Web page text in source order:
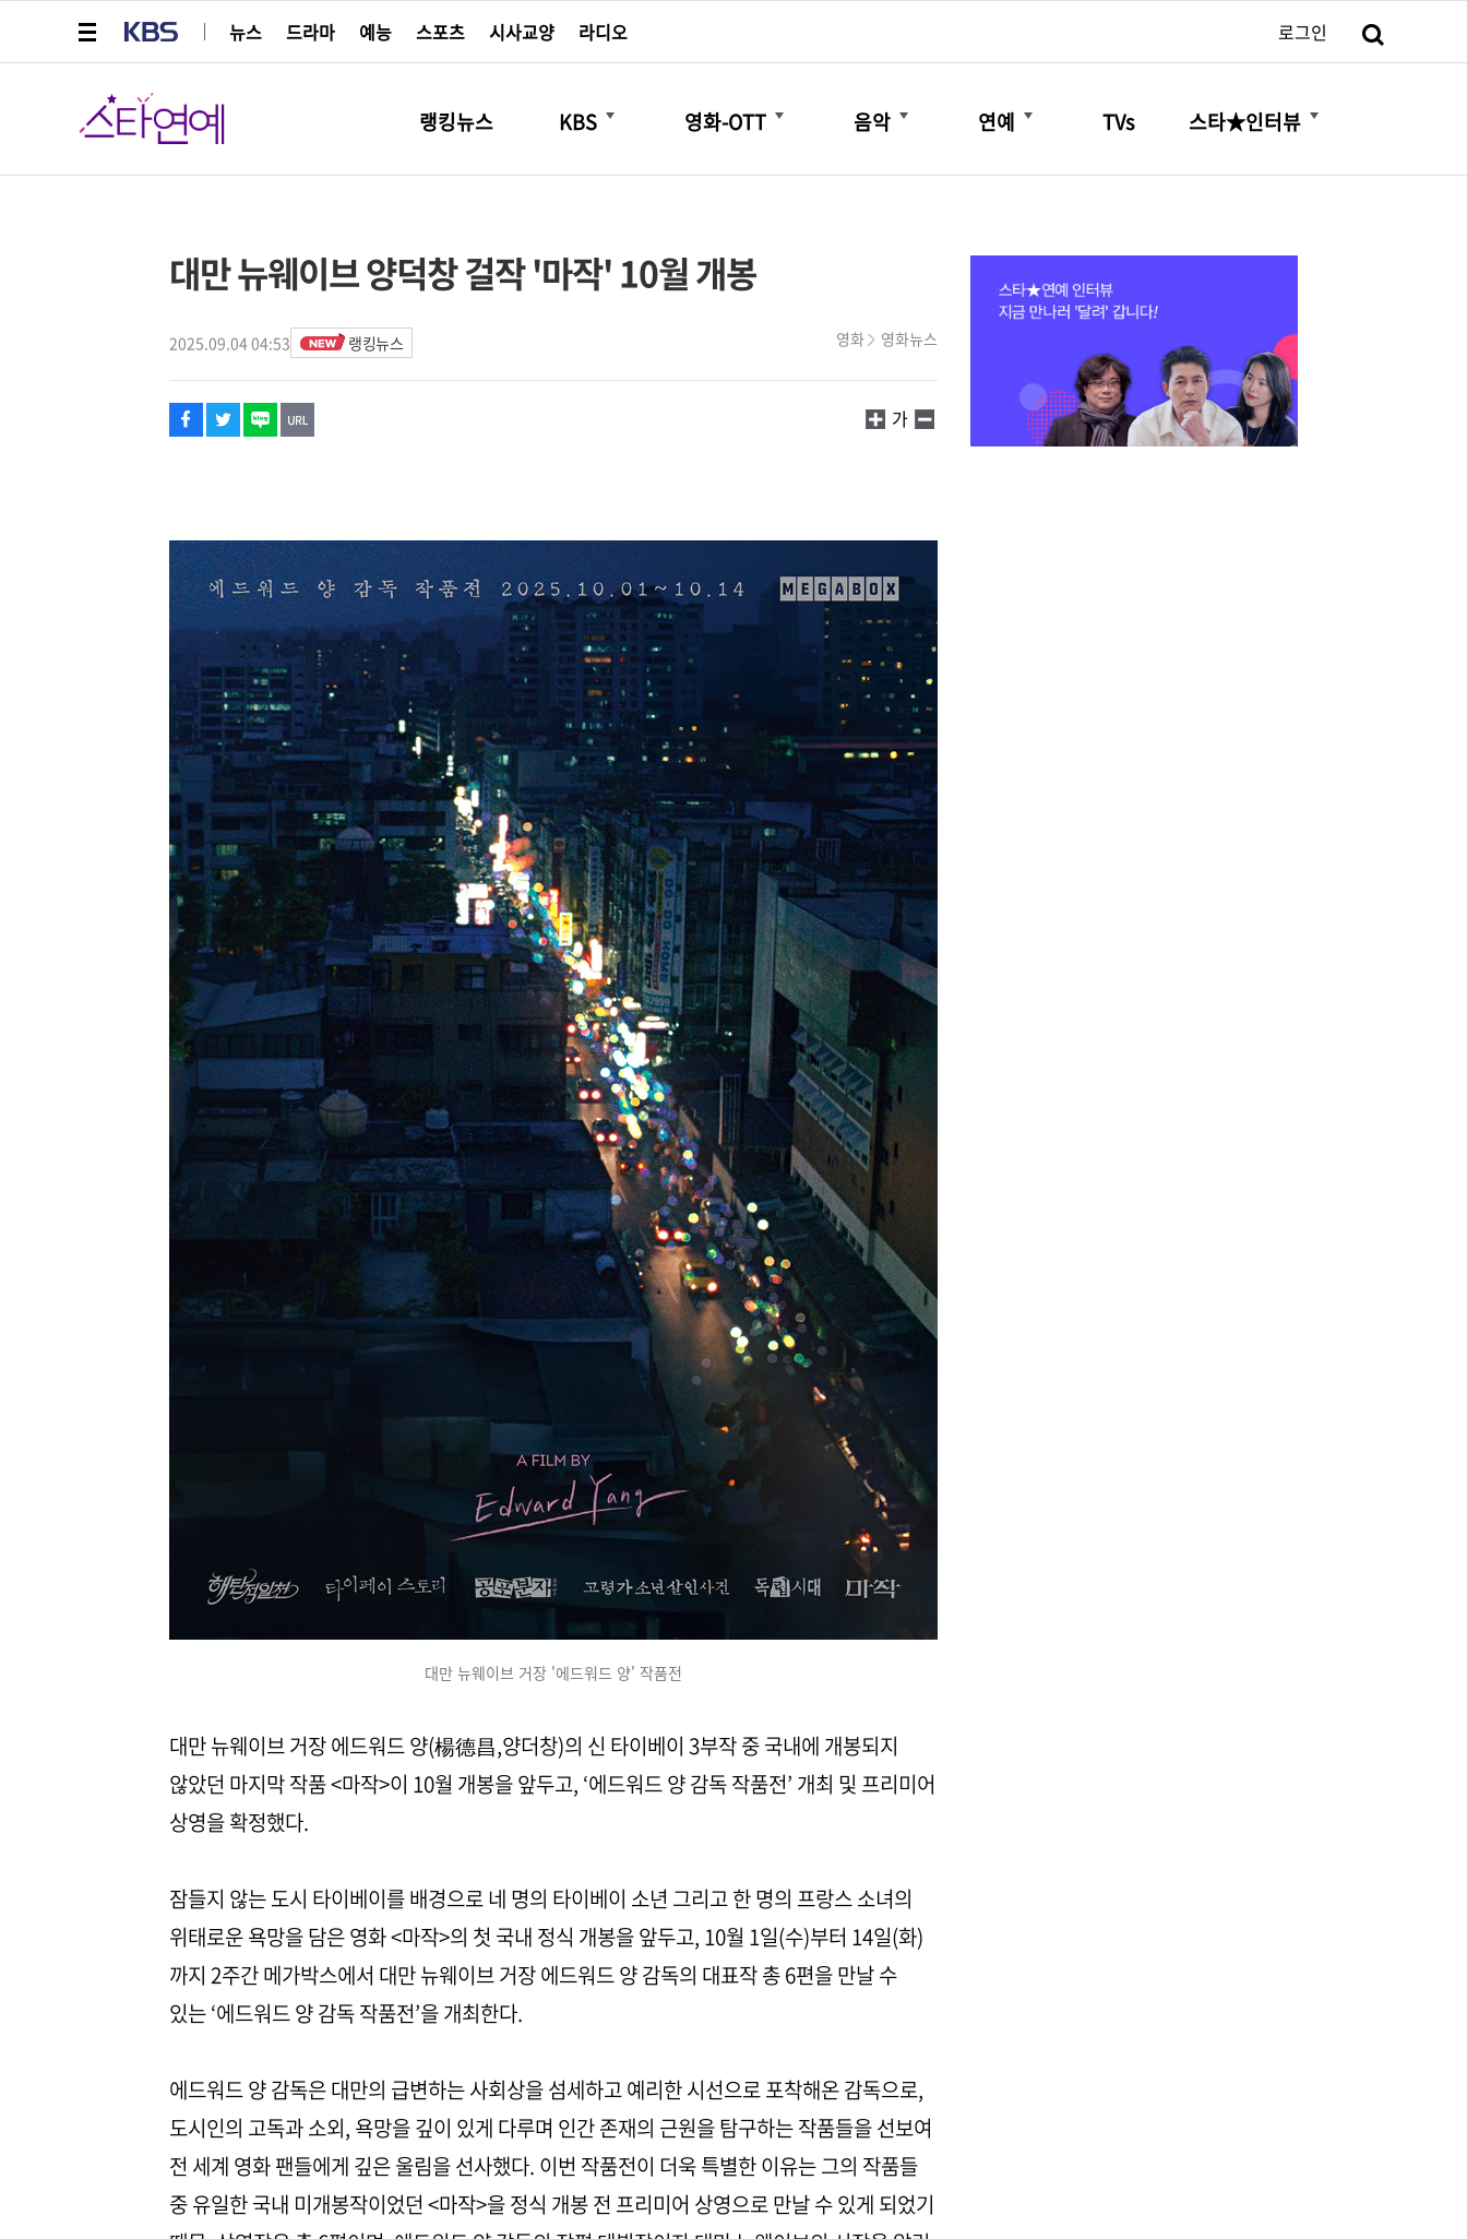
뉴스
드라마 예능 스포츠 시사교양 라디오 로그인
스타연예
랭킹뉴스 KBS
더보기
영화-OTT
더보기
음악
더보기
연예
더보기
TVs 스타★인터뷰
더보기
대만 뉴웨이브 양덕창 걸작 '마작' 10월 개봉
2025.09.04 04:53 랭킹뉴스 영화 영화뉴스
페이스북
트위터
네이버
URL복사
글씨 작게보기
가
글씨 크게보기
대만 뉴웨이브 거장 '에드워드 양' 작품전
대만 뉴웨이브 거장 에드워드 양(楊德昌,양더창)의 신 타이베이 3부작 중 국내에 개봉되지
않았던 마지막 작품 <마작>이 10월 개봉을 앞두고, ‘에드워드 양 감독 작품전’ 개최 및 프리미어
상영을 확정했다.
잠들지 않는 도시 타이베이를 배경으로 네 명의 타이베이 소년 그리고 한 명의 프랑스 소녀의
위태로운 욕망을 담은 영화 <마작>의 첫 국내 정식 개봉을 앞두고, 10월 1일(수)부터 14일(화)
까지 2주간 메가박스에서 대만 뉴웨이브 거장 에드워드 양 감독의 대표작 총 6편을 만날 수
있는 ‘에드워드 양 감독 작품전’을 개최한다.
에드워드 양 감독은 대만의 급변하는 사회상을 섬세하고 예리한 시선으로 포착해온 감독으로,
도시인의 고독과 소외, 욕망을 깊이 있게 다루며 인간 존재의 근원을 탐구하는 작품들을 선보여
전 세계 영화 팬들에게 깊은 울림을 선사했다. 이번 작품전이 더욱 특별한 이유는 그의 작품들
중 유일한 국내 미개봉작이었던 <마작>을 정식 개봉 전 프리미어 상영으로 만날 수 있게 되었기
해시태그